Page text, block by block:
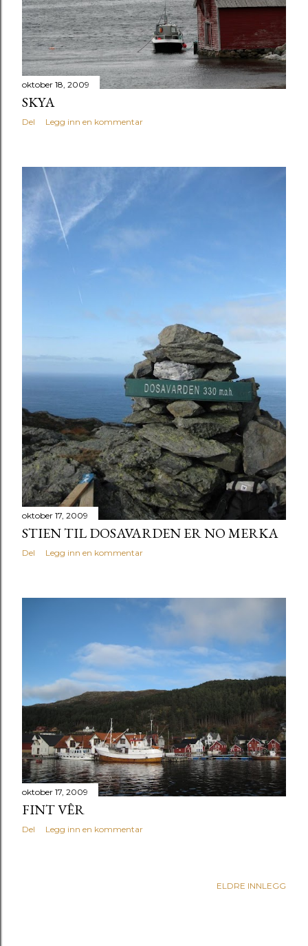
oktober 18, 2009
SKYA
Del Legg inn en kommentar
oktober 17, 2009
STIEN TIL DOSAVARDEN ER NO MERKA
Del Legg inn en kommentar
oktober 17, 2009
FINT VÊR
Del Legg inn en kommentar
ELDRE INNLEGG